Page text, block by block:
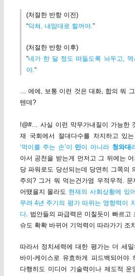
(처절한 반항 이전)
“닥쳐, 내맘대로 할꺼야. ”
(처절한 반항 이후)
“네가 한 달 정도 떠들도록 놔두고, 역
야. “
… 에에, 보통 이런 것은 대화, 합의 뭐
텐데?
!@#… 사실 이런 막무가내질이 가능한
재 국회에서 절대다수를 차지하고 있는
‘먹이를 주는 손’이 민이 아니라 청와대
아서 공천을 받는게 먼저고 그 뒤에는
당 파워로도 당선되는데 당연히 그쪽의
주의? 그거 뭐 먹는건가염 우적우적.
어땠을지 몰라도 현재의 사회상황에 있
무려 4년 주기의 평가 따위는 영향력이
다. 법안들의 파급력은 미칠듯이 빠르고
슈도 확확 바뀌어 기억력이 따라가기 조
따라서 정치세력에 대한 평가는 더 세
바이-케이스로 유효하게 피드백되어야
다행히도 미디어 기술력이나 제도적